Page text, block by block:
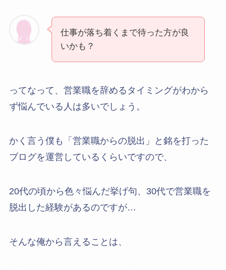
仕事が落ち着くまで待った方が良
いかも？
ってなって、営業職を辞めるタイミングがわから
ず悩んでいる人は多いでしょう。
かく言う僕も「営業職からの脱出」と銘を打った
ブログを運営しているくらいですので、
20代の頃から色々悩んだ挙げ句、30代で営業職を
脱出した経験があるのですが…
そんな俺から言えることは、